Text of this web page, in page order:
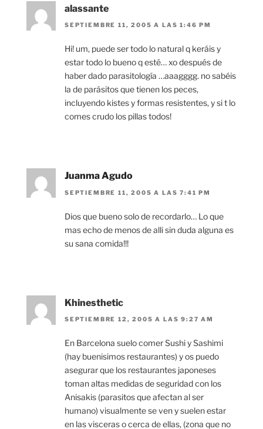
alassante
SEPTIEMBRE 11, 2005 A LAS 1:46 PM
Hi! um, puede ser todo lo natural q keráis y
estar todo lo bueno q esté… xo después de
haber dado parasitología …aaagggg. no sabéis
la de parásitos que tienen los peces,
incluyendo kistes y formas resistentes, y si t lo
comes crudo los pillas todos!
Juanma Agudo
SEPTIEMBRE 11, 2005 A LAS 7:41 PM
Dios que bueno solo de recordarlo… Lo que
mas echo de menos de alli sin duda alguna es
su sana comida!!!
Khinesthetic
SEPTIEMBRE 12, 2005 A LAS 9:27 AM
En Barcelona suelo comer Sushi y Sashimi
(hay buenisimos restaurantes) y os puedo
asegurar que los restaurantes japoneses
toman altas medidas de seguridad con los
Anisakis (parasitos que afectan al ser
humano) visualmente se ven y suelen estar
en las visceras o cerca de ellas, (zona que no